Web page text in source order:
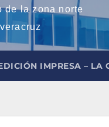
de la zona norte
IMPRESA – LA